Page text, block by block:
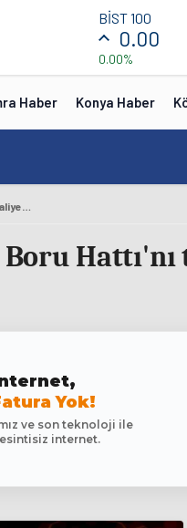
BİST 100
0.00
0.00%
Haber Konya Haber
Irak Başbakanı Kerkük-Ceyhan Petrol Boru Hattı'nı tekrar faaliyete geçirmeye hazır
İnternet,
Yok!
ve son teknoloji ile
internet.